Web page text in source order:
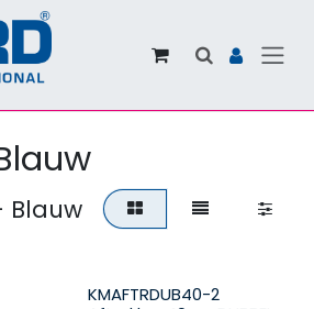
Blauw
KMAFTRDUB40-2